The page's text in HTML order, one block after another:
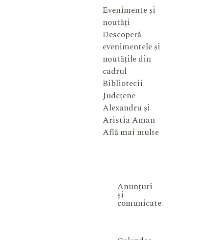
Evenimente și
noutăți
Descoperă
evenimentele și
noutățile din
cadrul
Bibliotecii
Județene
Alexandru și
Aristia Aman
Află mai multe
Anunțuri
și
comunicate